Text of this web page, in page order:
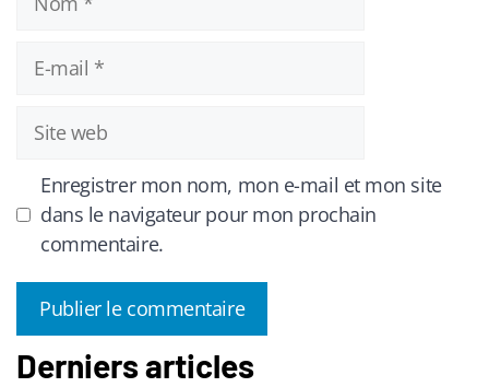
mail
Site
web
Enregistrer mon nom, mon e-mail et mon site
dans le navigateur pour mon prochain
commentaire.
A
Derniers articles